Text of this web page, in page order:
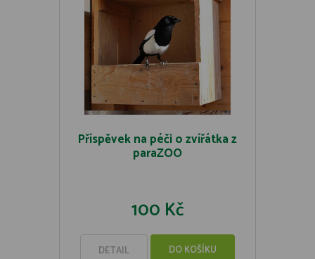
Příspěvek na péči o zvířátka z
paraZOO
100 Kč
DETAIL DO KOŠÍKU